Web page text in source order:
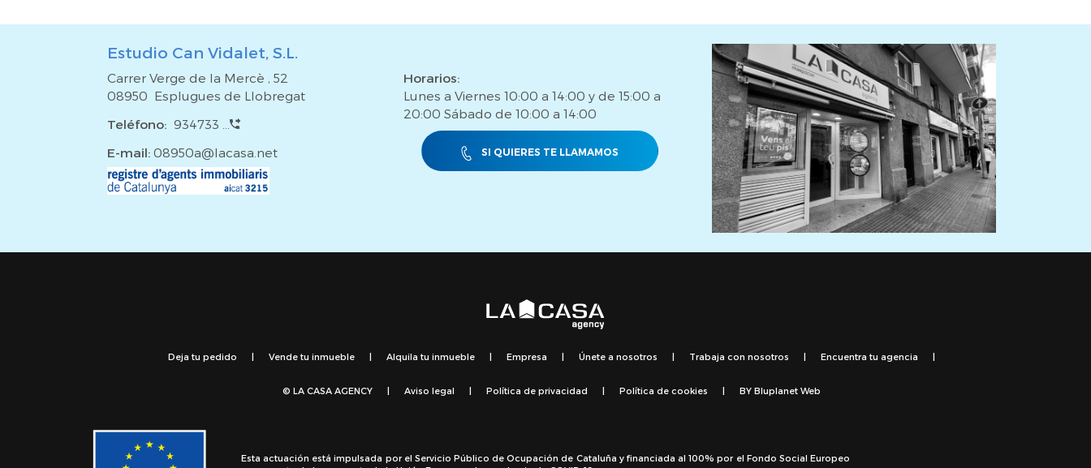
Estudio Can Vidalet, S.L.
Carrer Verge de la Mercè , 52
08950 Esplugues de Llobregat
Teléfono: 934733 ...
E-mail: 08950a@lacasa.net
Horarios:
Lunes a Viernes 10:00 a 14:00 y de 15:00 a
20:00 Sábado de 10:00 a 14:00
SI QUIERES TE LLAMAMOS
Deja tu pedido | Vende tu inmueble | Alquila tu inmueble | Empresa | Únete a nosotros | Trabaja con nosotros | Encuentra tu agencia |
© LA CASA AGENCY | Aviso legal | Política de privacidad | Política de cookies | BY Bluplanet Web
Esta actuación está impulsada por el Servicio Público de Ocupación de Cataluña y financiada al 100% por el Fondo Social Europeo